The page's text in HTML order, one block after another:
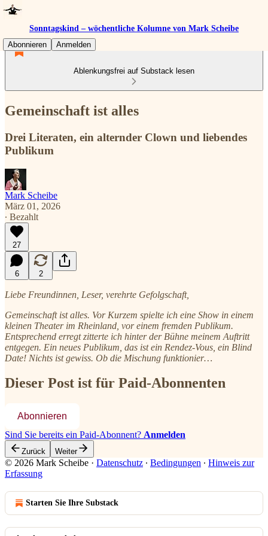
Sonntagskind – wöchentliche Kolumne von Mark Scheibe
Abonnieren
Anmelden
Ablenkungsfrei auf Substack lesen
Gemeinschaft ist alles
Drei Literaten, ein alternder Clown und liebendes
Publikum
Mark Scheibe
März 01, 2026
∙ Bezahlt
27
6 2
Liebe Freundinnen, Leser, verehrte Gefolgschaft,
Gemeinschaft ist alles. Vor Kurzem spielte ich eine Show in einem
kleinen Theater im Rheinland, vor einem fremden Publikum.
Entsprechend erregt zitterte ich hinter der Bühne meinem Auftritt
entgegen. Ein neues Publikum, das ist ein Rendez-Vous, ein Blind
Date! Nichts ist gewiss. Ob die Mischung funktionier…
Dieser Post ist für Paid-Abonnenten
Abonnieren
Sind Sie bereits ein Paid-Abonnent? Anmelden
Zurück Weiter
© 2026 Mark Scheibe · Datenschutz ∙ Bedingungen ∙ Hinweis zur
Erfassung
Starten Sie Ihre Substack